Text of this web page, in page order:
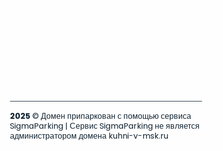
2025 © Домен припаркован с помощью сервиса
SigmaParking | Сервис SigmaParking не является
администратором домена kuhni-v-msk.ru